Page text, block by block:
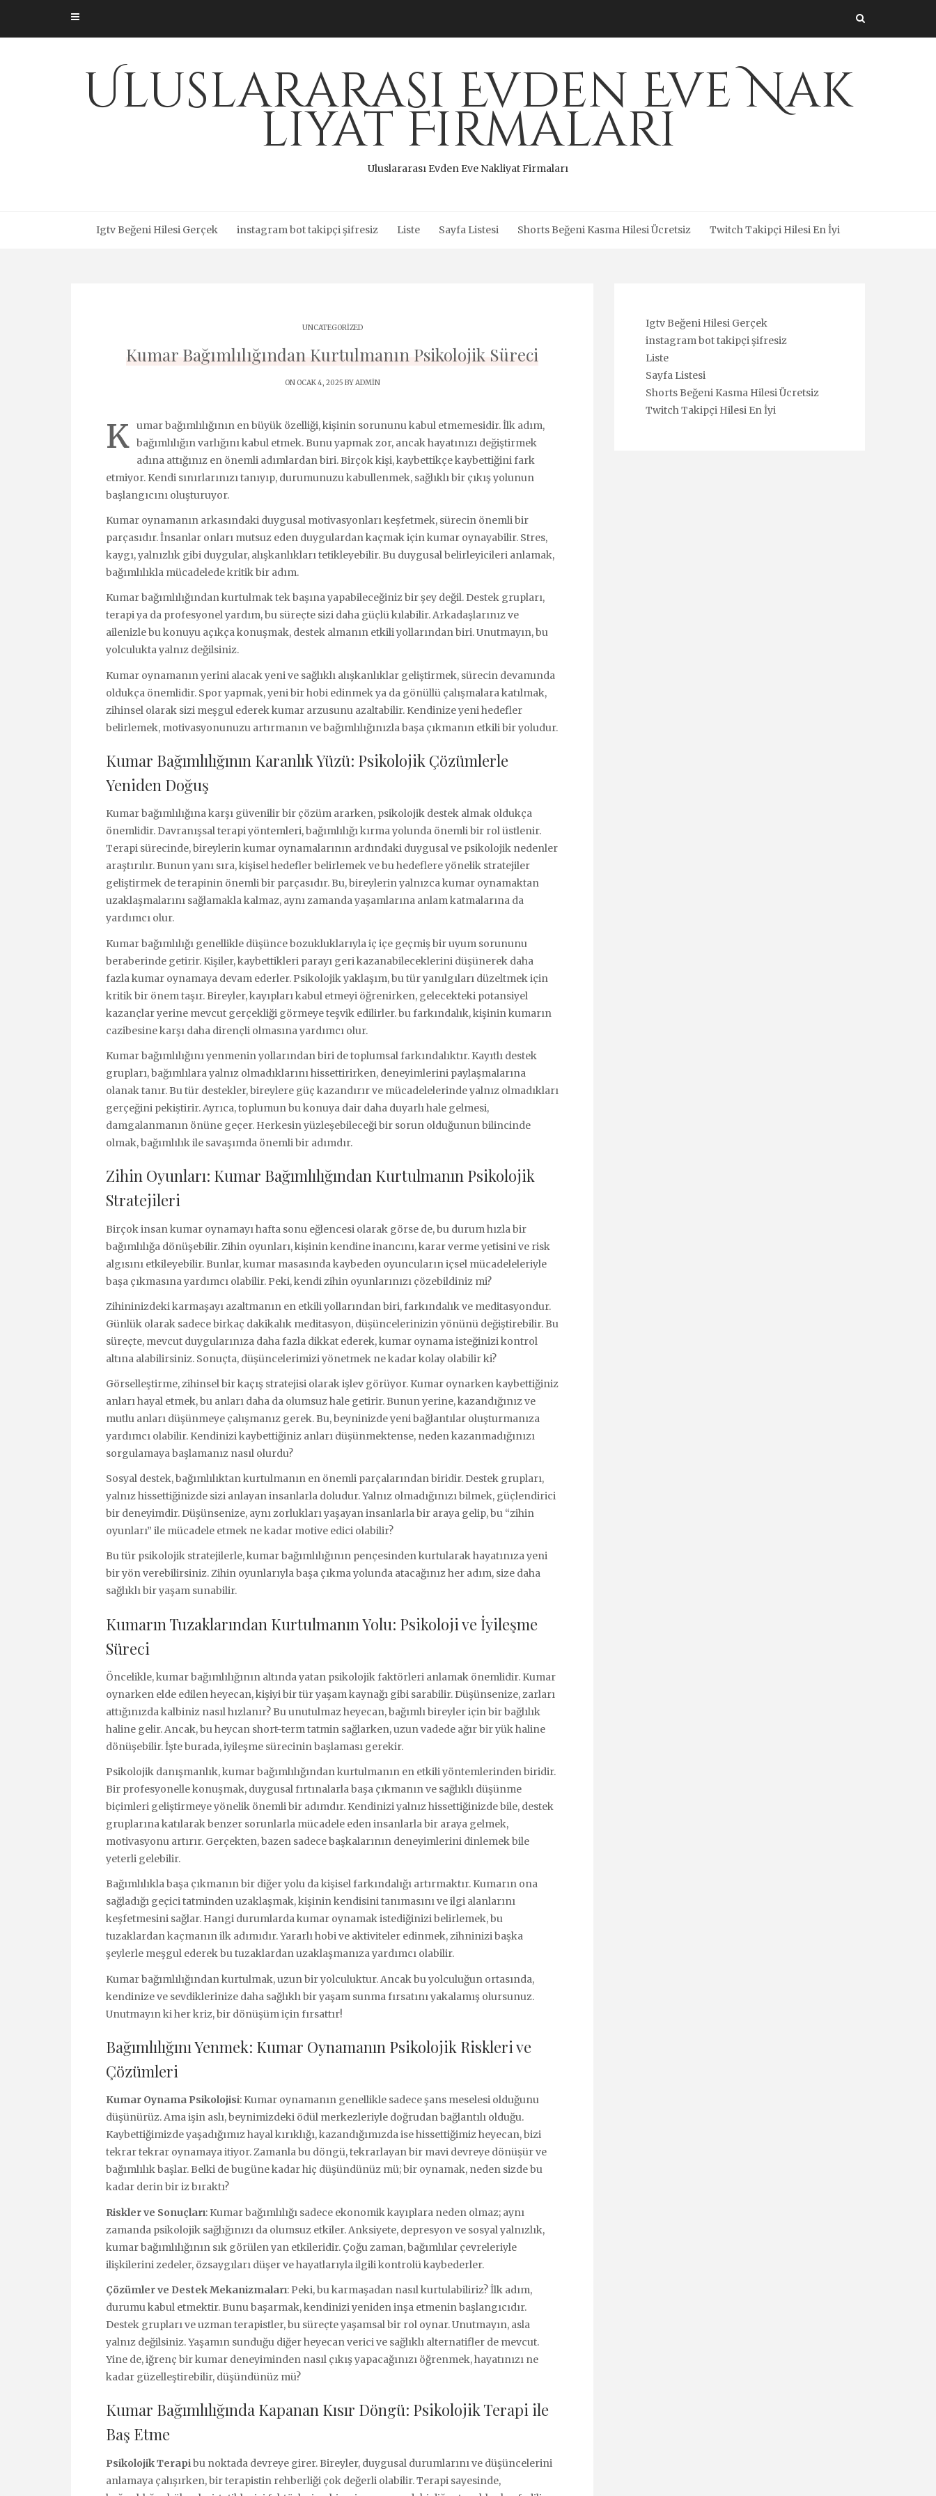
content
Uluslararası Evden Eve Nak
liyat Firmaları
Uluslararası Evden Eve Nakliyat Firmaları
Igtv Beğeni Hilesi Gerçek instagram bot takipçi şifresiz Liste Sayfa Listesi Shorts Beğeni Kasma Hilesi Ücretsiz Twitch Takipçi Hilesi En İyi
UNCATEGORIZED
Kumar Bağımlılığından Kurtulmanın Psikolojik Süreci
ON OCAK 4, 2025 BYADMIN
K umar bağımlılığının en büyük özelliği, kişinin sorununu kabul etmemesidir. İlk adım,
bağımlılığın varlığını kabul etmek. Bunu yapmak zor, ancak hayatınızı değiştirmek
adına attığınız en önemli adımlardan biri. Birçok kişi, kaybettikçe kaybettiğini fark
etmiyor. Kendi sınırlarınızı tanıyıp, durumunuzu kabullenmek, sağlıklı bir çıkış yolunun
başlangıcını oluşturuyor.
Kumar oynamanın arkasındaki duygusal motivasyonları keşfetmek, sürecin önemli bir
parçasıdır. İnsanlar onları mutsuz eden duygulardan kaçmak için kumar oynayabilir. Stres,
kaygı, yalnızlık gibi duygular, alışkanlıkları tetikleyebilir. Bu duygusal belirleyicileri anlamak,
bağımlılıkla mücadelede kritik bir adım.
Kumar bağımlılığından kurtulmak tek başına yapabileceğiniz bir şey değil. Destek grupları,
terapi ya da profesyonel yardım, bu süreçte sizi daha güçlü kılabilir. Arkadaşlarınız ve
ailenizle bu konuyu açıkça konuşmak, destek almanın etkili yollarından biri. Unutmayın, bu
yolculukta yalnız değilsiniz.
Kumar oynamanın yerini alacak yeni ve sağlıklı alışkanlıklar geliştirmek, sürecin devamında
oldukça önemlidir. Spor yapmak, yeni bir hobi edinmek ya da gönüllü çalışmalara katılmak,
zihinsel olarak sizi meşgul ederek kumar arzusunu azaltabilir. Kendinize yeni hedefler
belirlemek, motivasyonunuzu artırmanın ve bağımlılığınızla başa çıkmanın etkili bir yoludur.
Kumar Bağımlılığının Karanlık Yüzü: Psikolojik Çözümlerle
Yeniden Doğuş
Kumar bağımlılığına karşı güvenilir bir çözüm ararken, psikolojik destek almak oldukça
önemlidir. Davranışsal terapi yöntemleri, bağımlılığı kırma yolunda önemli bir rol üstlenir.
Terapi sürecinde, bireylerin kumar oynamalarının ardındaki duygusal ve psikolojik nedenler
araştırılır. Bunun yanı sıra, kişisel hedefler belirlemek ve bu hedeflere yönelik stratejiler
geliştirmek de terapinin önemli bir parçasıdır. Bu, bireylerin yalnızca kumar oynamaktan
uzaklaşmalarını sağlamakla kalmaz, aynı zamanda yaşamlarına anlam katmalarına da
yardımcı olur.
Kumar bağımlılığı genellikle düşünce bozukluklarıyla iç içe geçmiş bir uyum sorununu
beraberinde getirir. Kişiler, kaybettikleri parayı geri kazanabileceklerini düşünerek daha
fazla kumar oynamaya devam ederler. Psikolojik yaklaşım, bu tür yanılgıları düzeltmek için
kritik bir önem taşır. Bireyler, kayıpları kabul etmeyi öğrenirken, gelecekteki potansiyel
kazançlar yerine mevcut gerçekliği görmeye teşvik edilirler. bu farkındalık, kişinin kumarın
cazibesine karşı daha dirençli olmasına yardımcı olur.
Kumar bağımlılığını yenmenin yollarından biri de toplumsal farkındalıktır. Kayıtlı destek
grupları, bağımlılara yalnız olmadıklarını hissettirirken, deneyimlerini paylaşmalarına
olanak tanır. Bu tür destekler, bireylere güç kazandırır ve mücadelelerinde yalnız olmadıkları
gerçeğini pekiştirir. Ayrıca, toplumun bu konuya dair daha duyarlı hale gelmesi,
damgalanmanın önüne geçer. Herkesin yüzleşebileceği bir sorun olduğunun bilincinde
olmak, bağımlılık ile savaşımda önemli bir adımdır.
Zihin Oyunları: Kumar Bağımlılığından Kurtulmanın Psikolojik
Stratejileri
Birçok insan kumar oynamayı hafta sonu eğlencesi olarak görse de, bu durum hızla bir
bağımlılığa dönüşebilir. Zihin oyunları, kişinin kendine inancını, karar verme yetisini ve risk
algısını etkileyebilir. Bunlar, kumar masasında kaybeden oyuncuların içsel mücadeleleriyle
başa çıkmasına yardımcı olabilir. Peki, kendi zihin oyunlarınızı çözebildiniz mi?
Zihininizdeki karmaşayı azaltmanın en etkili yollarından biri, farkındalık ve meditasyondur.
Günlük olarak sadece birkaç dakikalık meditasyon, düşüncelerinizin yönünü değiştirebilir. Bu
süreçte, mevcut duygularınıza daha fazla dikkat ederek, kumar oynama isteğinizi kontrol
altına alabilirsiniz. Sonuçta, düşüncelerimizi yönetmek ne kadar kolay olabilir ki?
Görselleştirme, zihinsel bir kaçış stratejisi olarak işlev görüyor. Kumar oynarken kaybettiğiniz
anları hayal etmek, bu anları daha da olumsuz hale getirir. Bunun yerine, kazandığınız ve
mutlu anları düşünmeye çalışmanız gerek. Bu, beyninizde yeni bağlantılar oluşturmanıza
yardımcı olabilir. Kendinizi kaybettiğiniz anları düşünmektense, neden kazanmadığınızı
sorgulamaya başlamanız nasıl olurdu?
Sosyal destek, bağımlılıktan kurtulmanın en önemli parçalarından biridir. Destek grupları,
yalnız hissettiğinizde sizi anlayan insanlarla doludur. Yalnız olmadığınızı bilmek, güçlendirici
bir deneyimdir. Düşünsenize, aynı zorlukları yaşayan insanlarla bir araya gelip, bu “zihin
oyunları” ile mücadele etmek ne kadar motive edici olabilir?
Bu tür psikolojik stratejilerle, kumar bağımlılığının pençesinden kurtularak hayatınıza yeni
bir yön verebilirsiniz. Zihin oyunlarıyla başa çıkma yolunda atacağınız her adım, size daha
sağlıklı bir yaşam sunabilir.
Kumarın Tuzaklarından Kurtulmanın Yolu: Psikoloji ve İyileşme
Süreci
Öncelikle, kumar bağımlılığının altında yatan psikolojik faktörleri anlamak önemlidir. Kumar
oynarken elde edilen heyecan, kişiyi bir tür yaşam kaynağı gibi sarabilir. Düşünsenize, zarları
attığınızda kalbiniz nasıl hızlanır? Bu unutulmaz heyecan, bağımlı bireyler için bir bağlılık
haline gelir. Ancak, bu heycan short-term tatmin sağlarken, uzun vadede ağır bir yük haline
dönüşebilir. İşte burada, iyileşme sürecinin başlaması gerekir.
Psikolojik danışmanlık, kumar bağımlılığından kurtulmanın en etkili yöntemlerinden biridir.
Bir profesyonelle konuşmak, duygusal fırtınalarla başa çıkmanın ve sağlıklı düşünme
biçimleri geliştirmeye yönelik önemli bir adımdır. Kendinizi yalnız hissettiğinizde bile, destek
gruplarına katılarak benzer sorunlarla mücadele eden insanlarla bir araya gelmek,
motivasyonu artırır. Gerçekten, bazen sadece başkalarının deneyimlerini dinlemek bile
yeterli gelebilir.
Bağımlılıkla başa çıkmanın bir diğer yolu da kişisel farkındalığı artırmaktır. Kumarın ona
sağladığı geçici tatminden uzaklaşmak, kişinin kendisini tanımasını ve ilgi alanlarını
keşfetmesini sağlar. Hangi durumlarda kumar oynamak istediğinizi belirlemek, bu
tuzaklardan kaçmanın ilk adımıdır. Yararlı hobi ve aktiviteler edinmek, zihninizi başka
şeylerle meşgul ederek bu tuzaklardan uzaklaşmanıza yardımcı olabilir.
Kumar bağımlılığından kurtulmak, uzun bir yolculuktur. Ancak bu yolculuğun ortasında,
kendinize ve sevdiklerinize daha sağlıklı bir yaşam sunma fırsatını yakalamış olursunuz.
Unutmayın ki her kriz, bir dönüşüm için fırsattır!
Bağımlılığını Yenmek: Kumar Oynamanın Psikolojik Riskleri ve
Çözümleri
Kumar Oynama Psikolojisi: Kumar oynamanın genellikle sadece şans meselesi olduğunu
düşünürüz. Ama işin aslı, beynimizdeki ödül merkezleriyle doğrudan bağlantılı olduğu.
Kaybettiğimizde yaşadığımız hayal kırıklığı, kazandığımızda ise hissettiğimiz heyecan, bizi
tekrar tekrar oynamaya itiyor. Zamanla bu döngü, tekrarlayan bir mavi devreye dönüşür ve
bağımlılık başlar. Belki de bugüne kadar hiç düşündünüz mü; bir oynamak, neden sizde bu
kadar derin bir iz bıraktı?
Riskler ve Sonuçları: Kumar bağımlılığı sadece ekonomik kayıplara neden olmaz; aynı
zamanda psikolojik sağlığınızı da olumsuz etkiler. Anksiyete, depresyon ve sosyal yalnızlık,
kumar bağımlılığının sık görülen yan etkileridir. Çoğu zaman, bağımlılar çevreleriyle
ilişkilerini zedeler, özsaygıları düşer ve hayatlarıyla ilgili kontrolü kaybederler.
Çözümler ve Destek Mekanizmaları: Peki, bu karmaşadan nasıl kurtulabiliriz? İlk adım,
durumu kabul etmektir. Bunu başarmak, kendinizi yeniden inşa etmenin başlangıcıdır.
Destek grupları ve uzman terapistler, bu süreçte yaşamsal bir rol oynar. Unutmayın, asla
yalnız değilsiniz. Yaşamın sunduğu diğer heyecan verici ve sağlıklı alternatifler de mevcut.
Yine de, iğrenç bir kumar deneyiminden nasıl çıkış yapacağınızı öğrenmek, hayatınızı ne
kadar güzelleştirebilir, düşündünüz mü?
Kumar Bağımlılığında Kapanan Kısır Döngü: Psikolojik Terapi ile
Baş Etme
Psikolojik Terapibu noktada devreye girer. Bireyler, duygusal durumlarını ve düşüncelerini
anlamaya çalışırken, bir terapistin rehberliği çok değerli olabilir. Terapi sayesinde,
Igtv Beğeni Hilesi Gerçek
instagram bot takipçi şifresiz
Liste
Sayfa Listesi
Shorts Beğeni Kasma Hilesi Ücretsiz
Twitch Takipçi Hilesi En İyi